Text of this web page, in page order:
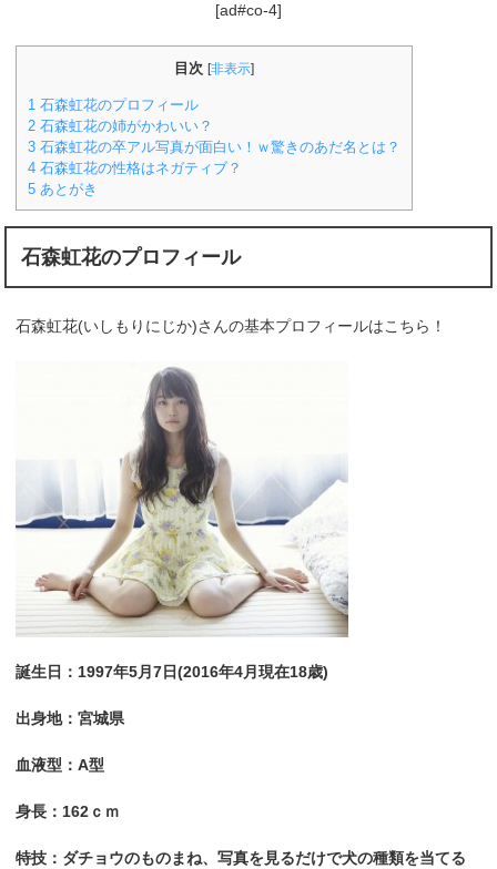
[ad#co-4]
目次 [非表示]
1 石森虹花のプロフィール
2 石森虹花の姉がかわいい？
3 石森虹花の卒アル写真が面白い！ｗ驚きのあだ名とは？
4 石森虹花の性格はネガティブ？
5 あとがき
石森虹花のプロフィール
石森虹花(いしもりにじか)さんの基本プロフィールはこちら！
誕生日：1997年5月7日(2016年4月現在18歳)
出身地：宮城県
血液型：A型
身長：162ｃｍ
特技：ダチョウのものまね、写真を見るだけで犬の種類を当てる